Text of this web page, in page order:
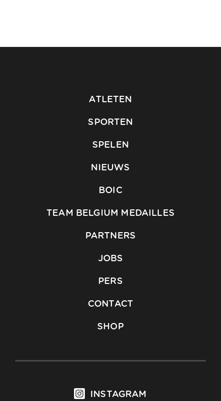
ATLETEN
SPORTEN
SPELEN
NIEUWS
BOIC
TEAM BELGIUM MEDAILLES
PARTNERS
JOBS
PERS
CONTACT
SHOP
INSTAGRAM